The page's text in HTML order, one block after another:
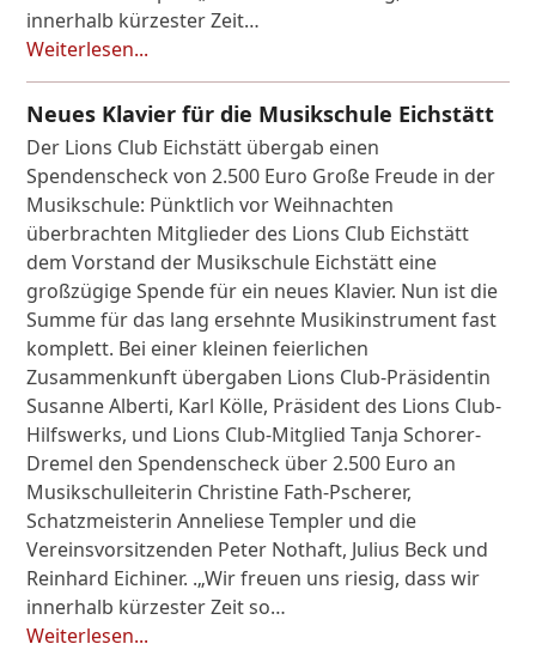
innerhalb kürzester Zeit…
Weiterlesen...
Neues Klavier für die Musikschule Eichstätt
Der Lions Club Eichstätt übergab einen
Spendenscheck von 2.500 Euro Große Freude in der
Musikschule: Pünktlich vor Weihnachten
überbrachten Mitglieder des Lions Club Eichstätt
dem Vorstand der Musikschule Eichstätt eine
großzügige Spende für ein neues Klavier. Nun ist die
Summe für das lang ersehnte Musikinstrument fast
komplett. Bei einer kleinen feierlichen
Zusammenkunft übergaben Lions Club-Präsidentin
Susanne Alberti, Karl Kölle, Präsident des Lions Club-
Hilfswerks, und Lions Club-Mitglied Tanja Schorer-
Dremel den Spendenscheck über 2.500 Euro an
Musikschulleiterin Christine Fath-Pscherer,
Schatzmeisterin Anneliese Templer und die
Vereinsvorsitzenden Peter Nothaft, Julius Beck und
Reinhard Eichiner. .„Wir freuen uns riesig, dass wir
innerhalb kürzester Zeit so…
Weiterlesen...